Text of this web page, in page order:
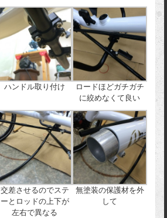
ハンドル取り付け
ロードほどガチガチ
に絞めなくて良い
交差させるのでステ
ーとロッドの上下が
左右で異なる
無塗装の保護材を外
して